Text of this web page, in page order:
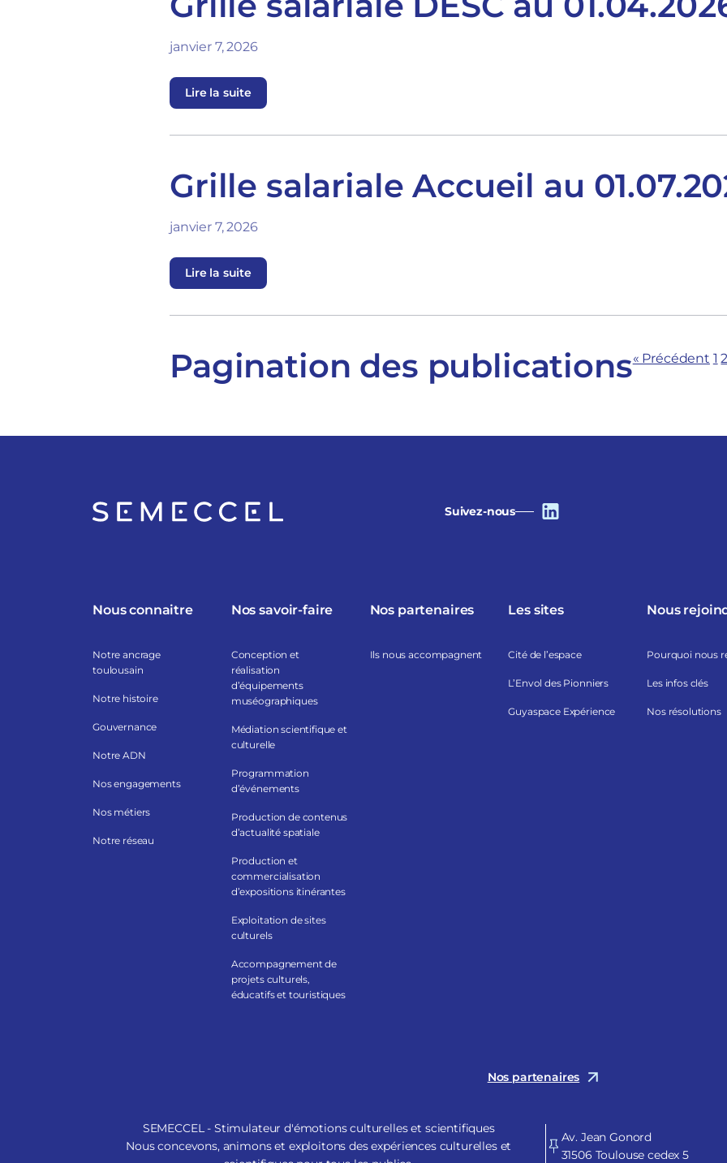
janvier 7, 2026
Lire la suite
Grille salariale Accueil au
janvier 7, 2026
Lire la suite
Pagination des publications« Précédent 1 2
Suivez-nous
Nous connaitre
Notre ancrage
toulousain
Notre histoire
Gouvernance
Notre ADN
Nos engagements
Nos métiers
Notre réseau
Nos savoir-faire
Conception et
réalisation
d’équipements
muséographiques
Médiation scientifique et
culturelle
Programmation
d’événements
Production de contenus
d’actualité spatiale
Production et
commercialisation
d’expositions itinérantes
Exploitation de sites
culturels
Accompagnement de
projets culturels,
éducatifs et touristiques
Nos partenaires
Ils nous accompagnent
Les sites
Cité de l’espace
L’Envol des Pionniers
Guyaspace Expérience
Nous
Pourquoi nous
Les infos clés
Nos résolutions
Nos partenaires
SEMECCEL - Stimulateur d'émotions culturelles et scientifiques
Nous concevons, animons et exploitons des expériences culturelles et
Av. Jean Gonord
31506 Toulouse cedex 5